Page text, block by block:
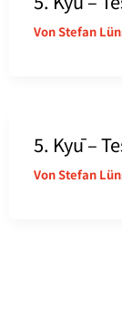
VonStefan
5. Kyū –
VonStefan